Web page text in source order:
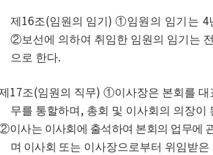
제 16조(임원의 임기 ) ①임원의 임기는 4
②보선에 의하여 취임한 임원의 임기는
으로 한다.
17조(임원의 직무)①이사장은 본회를 대
무를 통할하며 , 총회 및 이사회의 의장이
이사는 이사회에 출석하여 본회의 업무에
며 이사회 또는 이사장으로부터 위임받